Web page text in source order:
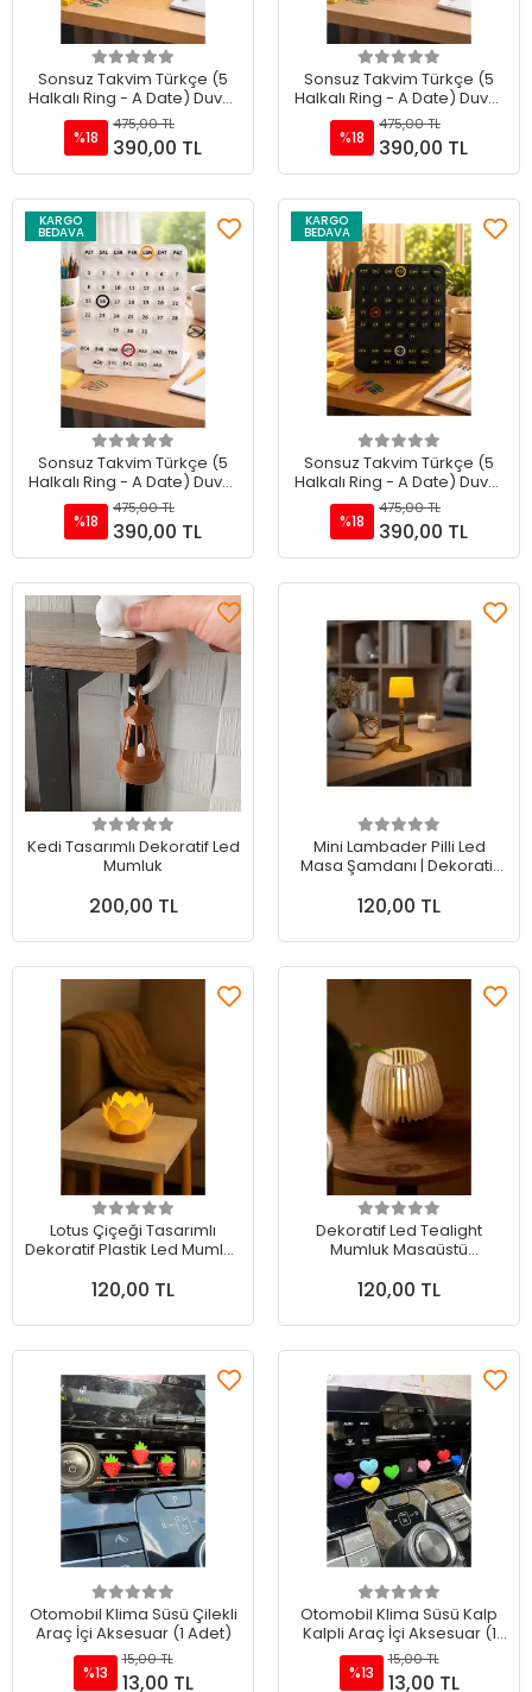
Sepete Ekle
Sonsuz Takvim Türkçe (5
Halkalı Ring - A Date) Duvar
& Masaüstü Sarı
%18
475,00 TL
390,00 TL
Sepete Ekle
Sonsuz Takvim Türkçe (5
Halkalı Ring - A Date) Duvar
& Masaüstü Kırmızı
%18
475,00 TL
390,00 TL
KARGO
BEDAVA
Sepete Ekle
Sonsuz Takvim Türkçe (5
Halkalı Ring - A Date) Duvar
& Masaüstü Beyaz
%18
475,00 TL
390,00 TL
KARGO
BEDAVA
Sepete Ekle
Sonsuz Takvim Türkçe (5
Halkalı Ring - A Date) Duvar
& Masaüstü Siyah
%18
475,00 TL
390,00 TL
Sepete Ekle
Kedi Tasarımlı Dekoratif Led
Mumluk
200,00 TL
Sepete Ekle
Mini Lambader Pilli Led
Masa Şamdanı | Dekoratif
(18 CM)
120,00 TL
Sepete Ekle
Lotus Çiçeği Tasarımlı
Dekoratif Plastik Led Mumluk
120,00 TL
Sepete Ekle
Dekoratif Led Tealight
Mumluk Masaüstü
120,00 TL
Sepete Ekle
Otomobil Klima Süsü Çilekli
Araç İçi Aksesuar (1 Adet)
%13
15,00 TL
13,00 TL
Sepete Ekle
Otomobil Klima Süsü Kalp
Kalpli Araç İçi Aksesuar (1
Adet)
%13
15,00 TL
13,00 TL